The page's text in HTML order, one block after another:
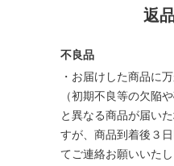
返
不良品
・お届けした商品に
（初期不良等の欠陥
と異なる商品が届い
すが、商品到着後３
てご連絡お願いいたし